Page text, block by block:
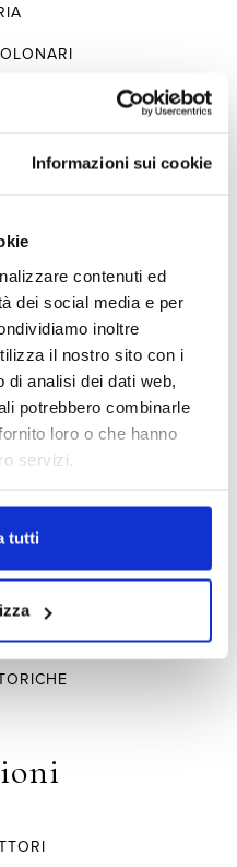
Informazioni sui cookie
contenuti ed
dei social media e per
inoltre
il nostro sito con i
analisi dei dati web,
potrebbero combinarle
loro o che hanno
servizi.
tutti
MARE
FUGA
TERRITORIO